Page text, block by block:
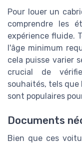
Pour louer un
comprendre les
expérience fluide.
l'âge minimum
cela puisse varier
crucial de
souhaités, tels que
sont populaires
Documents
Bien que ces